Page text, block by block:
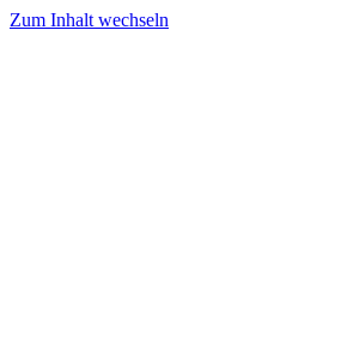
Zum Inhalt wechseln